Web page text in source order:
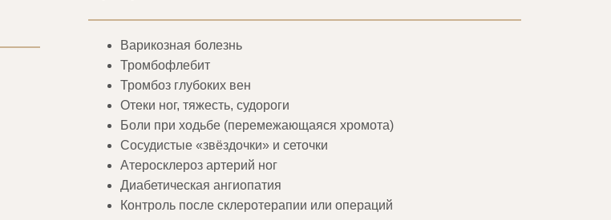
Варикозная болезнь
Тромбофлебит
Тромбоз глубоких вен
Отеки ног, тяжесть, судороги
Боли при ходьбе (перемежающаяся хромота)
Сосудистые «звёздочки» и сеточки
Атеросклероз артерий ног
Диабетическая ангиопатия
Контроль после склеротерапии или операций